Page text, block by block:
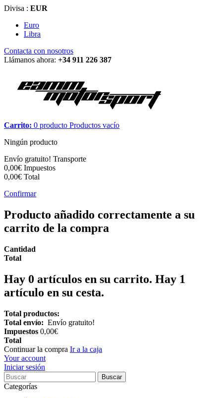
Divisa : EUR
Euro
Libra
Contacta con nosotros
Llámanos ahora: +34 911 226 387
Carrito: 0 producto Productos vacío
Ningún producto
Envío gratuito! Transporte
0,00€ Impuestos
0,00€ Total
Confirmar
Producto añadido correctamente a su
carrito de la compra
Cantidad
Total
Hay 0 artículos en su carrito. Hay 1
artículo en su cesta.
Total productos:
Total envío: Envío gratuito!
Impuestos 0,00€
Total
Continuar la compra Ir a la caja
Your account
Iniciar sesión
Buscar
Categorías